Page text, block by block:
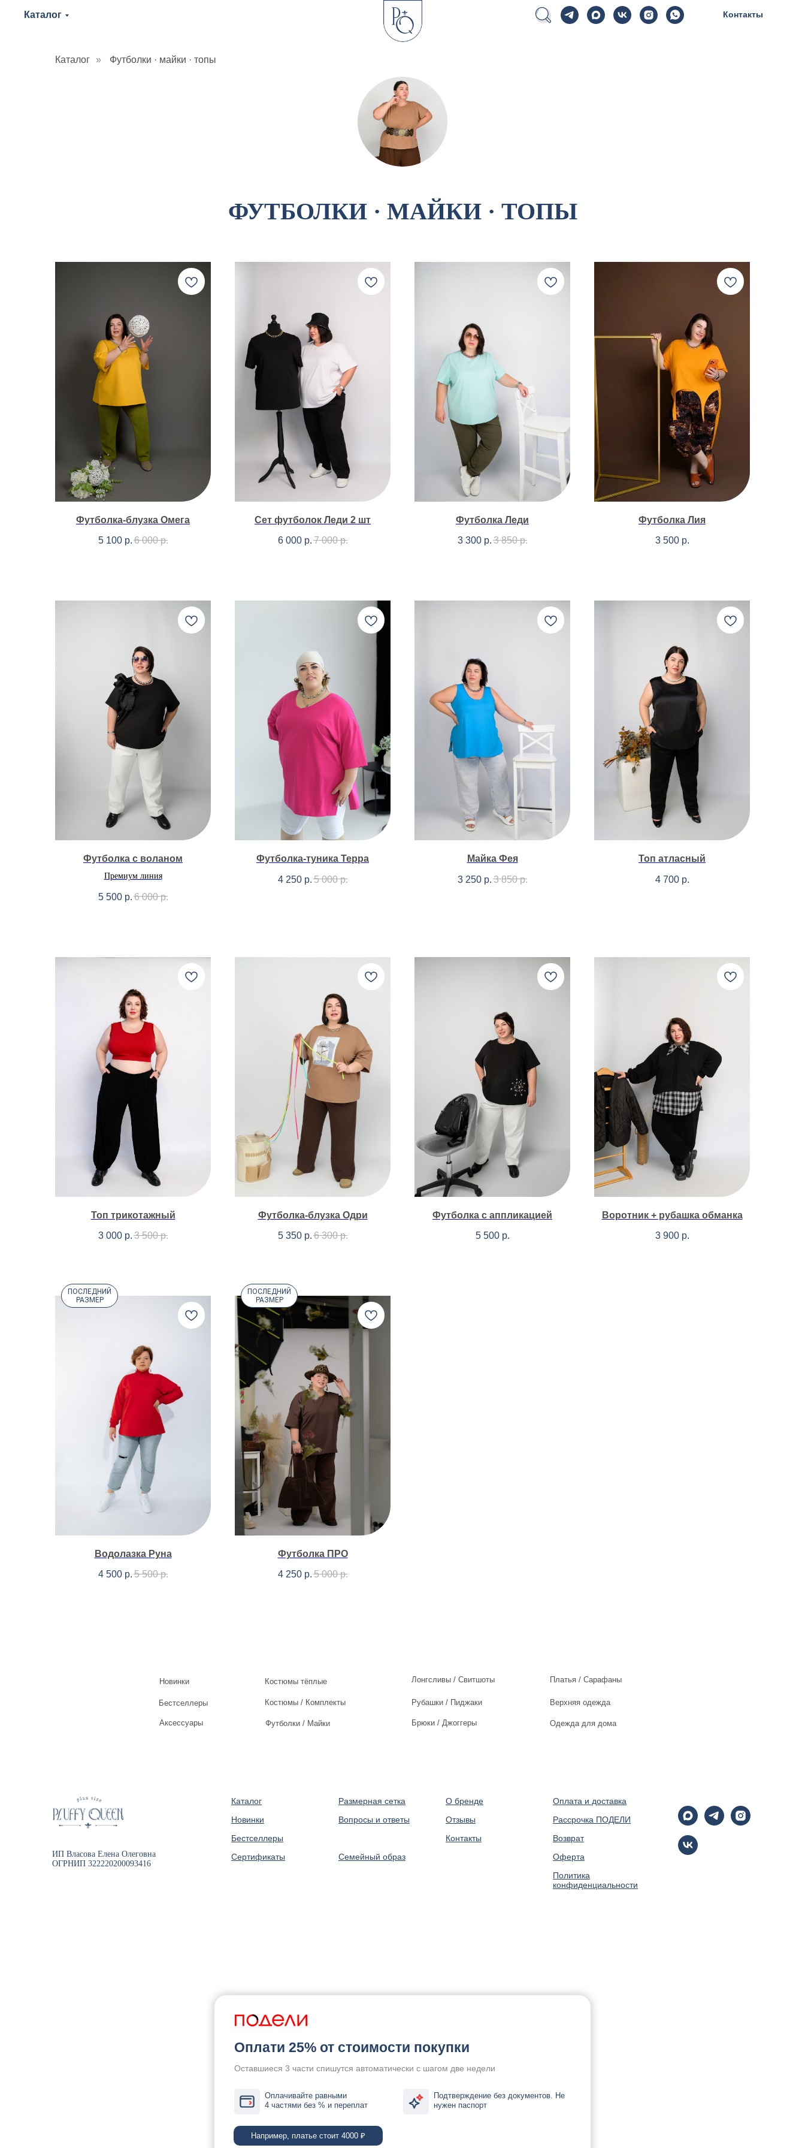
Каталог Контакты
Каталог » Футболки · майки · топы
ФУТБОЛКИ · МАЙКИ · ТОПЫ
Футболка-блузка Омега
5 100 р. 6 000 р.
Сет футболок Леди 2 шт
6 000 р. 7 000 р.
Футболка Леди
3 300 р. 3 850 р.
Футболка Лия
3 500 р.
Футболка с воланом
Премиум линия
5 500 р. 6 000 р.
Футболка-туника Терра
4 250 р. 5 000 р.
Майка Фея
3 250 р. 3 850 р.
Топ атласный
4 700 р.
Топ трикотажный
3 000 р. 3 500 р.
Футболка-блузка Одри
5 350 р. 6 300 р.
Футболка с аппликацией
5 500 р.
Воротник + рубашка обманка
3 900 р.
ПОСЛЕДНИЙ
РАЗМЕР
Водолазка Руна
4 500 р. 5 500 р.
ПОСЛЕДНИЙ
РАЗМЕР
Футболка ПРО
4 250 р. 5 000 р.
Платья / Сарафаны
Брюки / Джоггеры
Футболки / Майки
Костюмы / Комплекты
Костюмы тёплые
Одежда для дома
Бестселлеры
Новинки
Верхняя одежда
Лонгсливы / Свитшоты
Аксессуары
Рубашки / Пиджаки
ИП Власова Елена Олеговна
ОГРНИП 322220200093416
Каталог
Новинки
Бестселлеры
Сертификаты
Размерная сетка
Вопросы и ответы
Семейный образ
О бренде
Отзывы
Контакты
Оплата и доставка
Рассрочка ПОДЕЛИ
Возврат
Оферта
Политика
конфиденциальности
Оплати 25% от стоимости покупки
Оставшиеся 3 части спишутся автоматически с шагом две недели
Оплачивайте равными
4 частями без % и переплат
Подтверждение без документов. Не
нужен паспорт
Например, платье стоит 4000 ₽